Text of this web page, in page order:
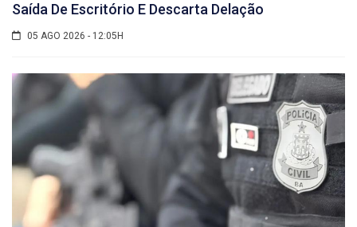
Saída De Escritório E Descarta Delação
05 AGO 2026 - 12:05H